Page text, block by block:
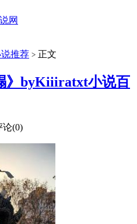
网
推荐 > 正文
》byKiiiratxt小说百
论(0)